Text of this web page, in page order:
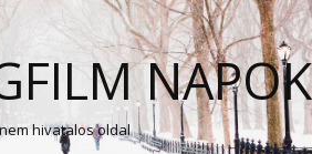
NAPOK
hivatalos oldal